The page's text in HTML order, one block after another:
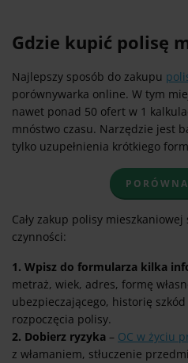
Gdzie kupić polisę
Najlepszy sposób do zakupu
porównywarka online. W tym
nawet ponad 50 ofert w 1
mnóstwo czasu. Narzędzie jest
tylko uzupełnienia krótkiego
Cały zakup polisy
czynności:
1. Wpisz do formularza kilka
metraż, wiek, adres, formę
ubezpieczającego, historię
rozpoczęcia polisy.
2. Dobierz ryzyka – OC w życiu
z włamaniem, stłuczenie